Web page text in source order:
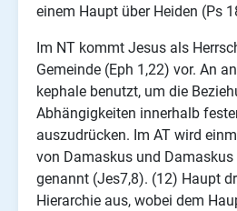
einem Haupt über Heiden (Ps
Im NT kommt Jesus als
Gemeinde (Eph 1,22) vor. An
kephale benutzt, um die
Abhängigkeiten innerhalb
auszudrücken. Im AT wird
von Damaskus und
genannt (Jes7,8). (12) Haupt
Hierarchie aus, wobei dem